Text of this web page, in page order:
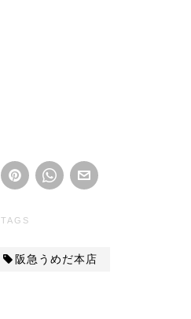
TAGS
阪急うめだ本店